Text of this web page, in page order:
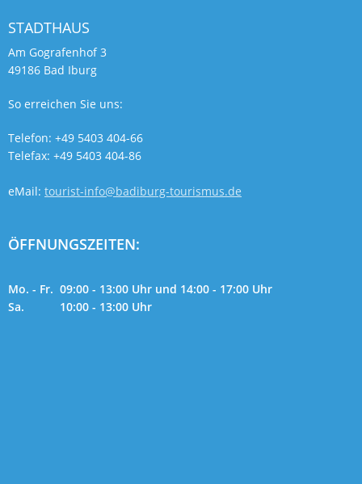
STADTHAUS
Am Gografenhof 3
49186 Bad Iburg
So erreichen Sie uns:
Telefon: +49 5403 404-66
Telefax: +49 5403 404-86
eMail: tourist-info@badiburg-tourismus.de
ÖFFNUNGSZEITEN:
Mo. - Fr. 09:00 - 13:00 Uhr und 14:00 - 17:00 Uhr
Sa. 10:00 - 13:00 Uhr